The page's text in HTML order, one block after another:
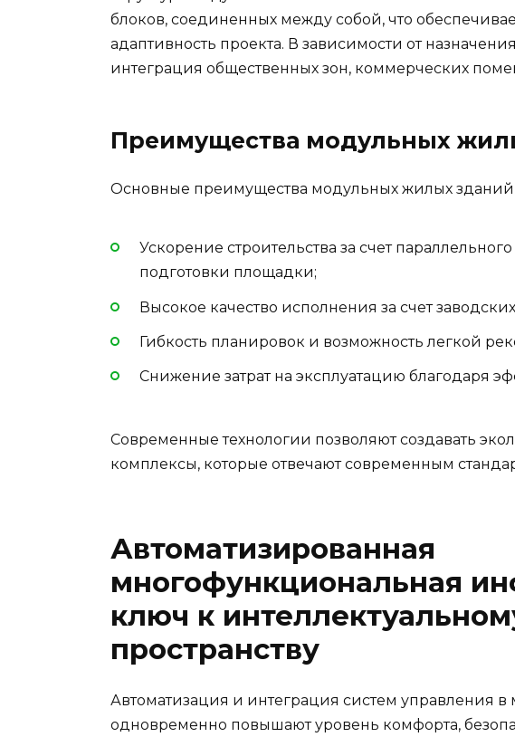
блоков, соединенных между собой, что
адаптивность проекта. В зависимости от
интеграция общественных зон, коммерческих
Преимущества модульных
Основные преимущества модульных жилых зданий
Ускорение строительства за счет
подготовки площадки;
Высокое качество исполнения за счет
Гибкость планировок и возможность легкой
Снижение затрат на эксплуатацию благодаря
Современные технологии позволяют создавать
комплексы, которые отвечают современным
Автоматизированная
многофункциональная
ключ к
пространству
Автоматизация и интеграция систем управления
одновременно повышают уровень комфорта,